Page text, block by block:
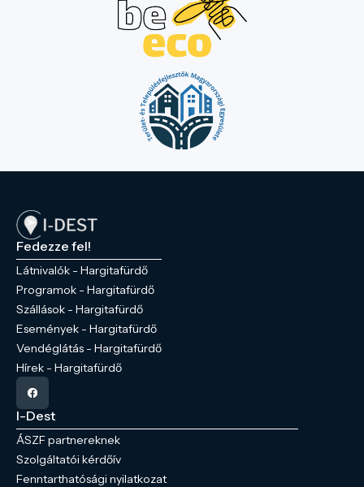
Fedezze fel!
Látnivalók - Hargitafürdő
Programok - Hargitafürdő
Szállások - Hargitafürdő
Események - Hargitafürdő
Vendéglátás - Hargitafürdő
Hírek - Hargitafürdő
I-Dest
ÁSZF partnereknek
Szolgáltatói kérdőív
Fenntarthatósági nyilatkozat